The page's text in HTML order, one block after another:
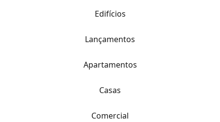
Edifícios
Lançamentos
Apartamentos
Casas
Comercial